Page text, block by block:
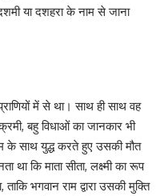
या दशहरा के नाम से जाना
में से था। साथ ही साथ वह
बहु विधाओं का जानकार भी
के साथ युद्ध करते हुए उसकी मौत
था कि माता सीता, लक्ष्मी का रूप
भगवान राम द्वारा उसकी मुक्ति